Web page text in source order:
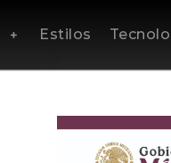
Estilos